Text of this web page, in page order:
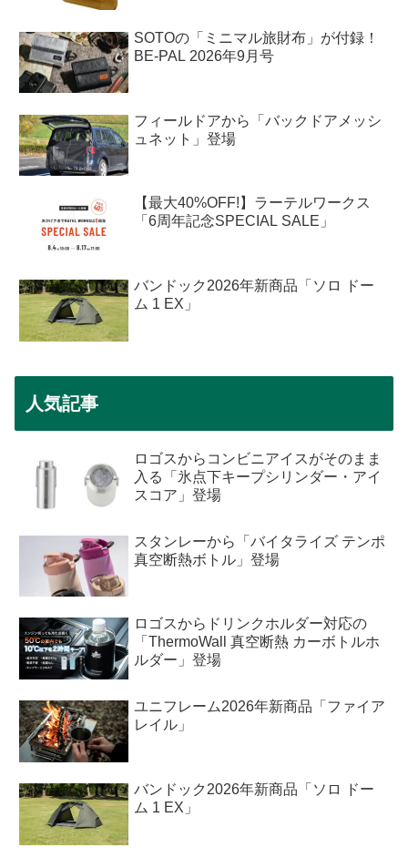
SOTOの「ミニマル旅財布」が付録！
BE-PAL 2026年9月号
フィールドアから「バックドアメッシ
ュネット」登場
【最大40%OFF!】ラーテルワークス
「6周年記念SPECIAL SALE」
バンドック2026年新商品「ソロ ドー
ム 1 EX」
人気記事
ロゴスからコンビニアイスがそのまま
入る「氷点下キープシリンダー・アイ
スコア」登場
スタンレーから「バイタライズ テンポ
真空断熱ボトル」登場
ロゴスからドリンクホルダー対応の
「ThermoWall 真空断熱 カーボトルホ
ルダー」登場
ユニフレーム2026年新商品「ファイア
レイル」
バンドック2026年新商品「ソロ ドー
ム 1 EX」